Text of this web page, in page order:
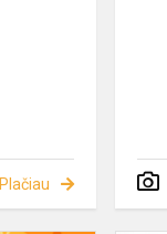
Plačiau